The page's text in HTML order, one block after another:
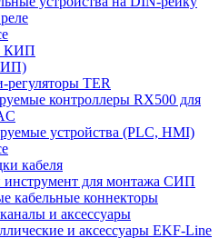
КИП
регуляторы TER
контроллеры RX500 для
устройства (PLC, HMI)
кабеля
инструмент для монтажа СИП
кабельные коннекторы
и аксессуары
и аксессуары EKF-Line